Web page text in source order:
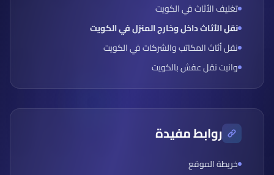
تغليف الأثاث في الكويت
نقل الأثاث داخل وخارج المنزل في الكويت
نقل أثاث المكاتب والشركات في الكويت
وانيت نقل عفش بالكويت
روابط مفيدة
خريطة الموقع